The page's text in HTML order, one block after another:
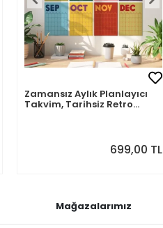
Zamansız Aylık Planlayıcı
Takvim, Tarihsiz Retro
699,00 TL
Mağazalarımız